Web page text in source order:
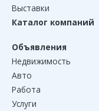
Выставки
Каталог компаний
Объявления
Недвижимость
Авто
Работа
Услуги